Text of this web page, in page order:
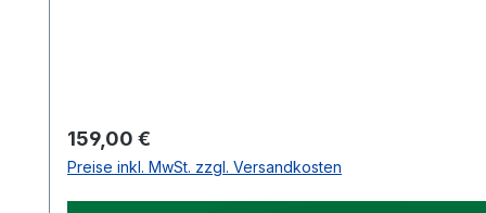
Regulärer Preis:
159,00 €
Preise inkl. MwSt. zzgl. Versandkosten